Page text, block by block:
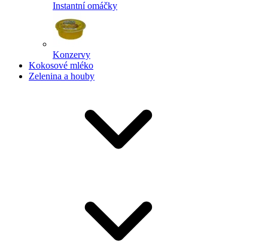
Instantní omáčky
Konzervy
Kokosové mléko
Zelenina a houby